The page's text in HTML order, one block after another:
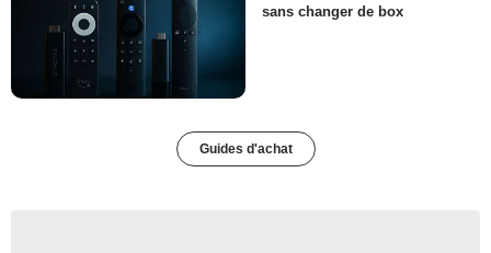
sans changer de box
Guides d'achat